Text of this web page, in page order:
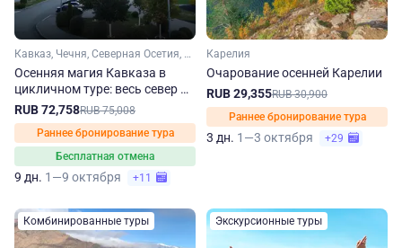
Кавказ, Чечня, Северная Осетия, Кабардино-Балкария, Ингушетия, Дагестан
Осенняя магия Кавказа в
цикличном туре: весь север —
одно путешествие
RUB 72,758RUB 75,008
Раннее бронирование тура
Бесплатная отмена
9 дн. 1—9 октября +11
Карелия
Очарование осенней Карелии
RUB 29,355RUB 30,900
Раннее бронирование тура
3 дн. 1—3 октября +29
Комбинированные туры Экскурсионные туры